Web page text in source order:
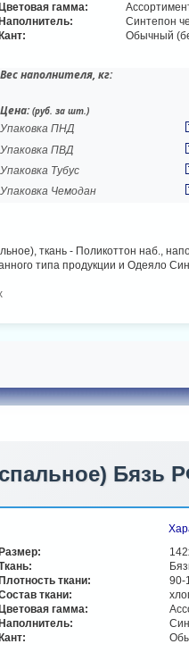
Цветовая гамма:
Наполнитель:
Синтепон
Кант:
Обычный
Вес наполнителя, кг:
Цена: (руб. за шт.)
Упаковка ПНД
Упаковка ПВД
Упаковка Тубус
Упаковка Чемодан
ткань - Поликоттон наб.,
типа продукции и Одеяло
Бязь
Размер:
Плотность ткани:
90-
ткани:
Цветовая гамма:
Наполнитель:
Кант: